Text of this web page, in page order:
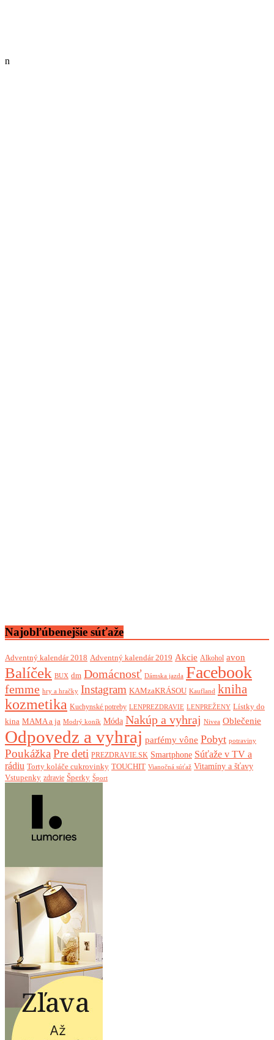
n
Najobľúbenejšie súťaže
Adventný kalendár 2018 Adventný kalendár 2019 Akcie Alkohol avon
Balíček BUX dm Domácnosť Dámska jazda Facebook
femme hry a hračky Instagram KAMzaKRÁSOU Kaufland kniha
kozmetika Kuchynské potreby LENPREZDRAVIE LENPREŽENY Lístky do
kina MAMA a ja Modrý koník Móda Nakúp a vyhraj Nivea Oblečenie
Odpovedz a vyhraj parfémy vône Pobyt potraviny
Poukážka Pre deti PREZDRAVIE.SK Smartphone Súťaže v TV a
rádiu Torty koláče cukrovinky TOUCHIT Vianočná súťaž Vitamíny a šťavy
Vstupenky zdravie Šperky Šport